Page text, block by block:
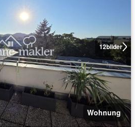
12bilder
Wohnung